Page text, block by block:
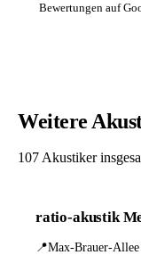
Bewertungen auf
Weitere
107 Akustiker
ratio-akustik
📍Max-Brauer-